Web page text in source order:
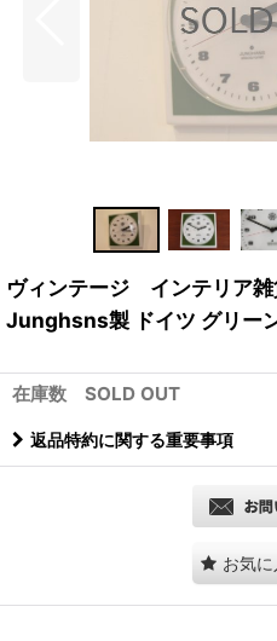
ヴィンテージ インテリア
Junghsns製 ドイツ グリー
在庫数 SOLD OUT
返品特約に関する重要事項
お気